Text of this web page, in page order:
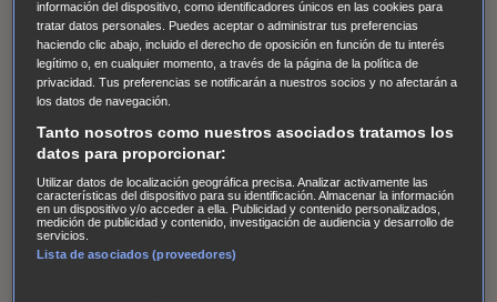
NCIS: Nueva Orleans Pandora En fuera de juego
The Shield: Al margen de la ley Duplicated Preacher
The Killing Kind Intersecciones DOC Bite Club
Chicago Fire
de personas desaparecidas Mad Dogs La Sustituta
Ladrón de guante blanco
AXN Masters of Sex Three PinesAccused CarterAlice
Nevers Crossing Lines Einstein Sobrenatural Cómo
defender a un asesino
información del dispositivo, como identificadores únicos en las cookies para
tratar datos personales. Puedes aceptar o administrar tus preferencias
haciendo clic abajo, incluido el derecho de oposición en función de tu interés
legítimo o, en cualquier momento, a través de la página de la política de
privacidad. Tus preferencias se notificarán a nuestros socios y no afectarán a
los datos de navegación.
Tanto nosotros como nuestros asociados tratamos los
datos para proporcionar:
Utilizar datos de localización geográfica precisa. Analizar activamente las
características del dispositivo para su identificación. Almacenar la información
en un dispositivo y/o acceder a ella. Publicidad y contenido personalizados,
medición de publicidad y contenido, investigación de audiencia y desarrollo de
servicios.
Lista de asociados (proveedores)